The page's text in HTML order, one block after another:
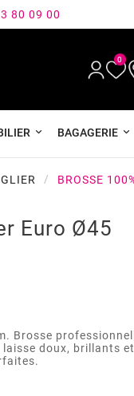
80 09 00
0
BAGAGERIE
BROSSE
Euro Ø45
Brosse
doux, brillants